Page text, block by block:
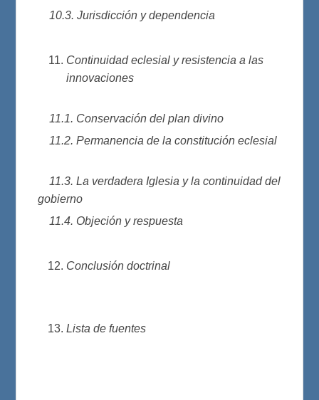
10.3. Jurisdicción y dependencia
Continuidad eclesial y resistencia a las
innovaciones
11.1. Conservación del plan divino
11.2. Permanencia de la constitución eclesial
11.3. La verdadera Iglesia y la continuidad del
gobierno
11.4. Objeción y respuesta
Conclusión doctrinal
Lista de fuentes